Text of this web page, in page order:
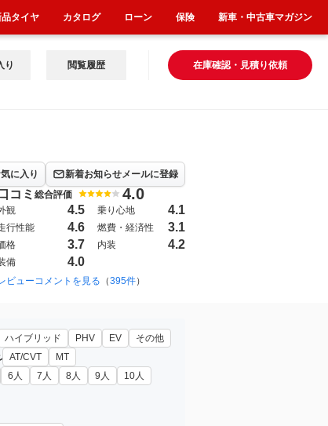
在庫確認・見積り依頼
り 閲覧履歴
に入り 新着お知らせメールに登録
1月~2002年8月（45） 1998年5月~2001年6月（120）
口コミ 総合評価 4.0
観 4.5 乗り心地 4.1
行性能 4.6 燃費・経済性 3.1
格 3.7 内装 4.2
備 4.0
ビューコメントを見る （395件）
ハイブリッド PHV EV その他
AT/CVT MT
6人 7人 8人 9人
10人
タイヤ カタログ ローン 保険 新車・中古車マガジン